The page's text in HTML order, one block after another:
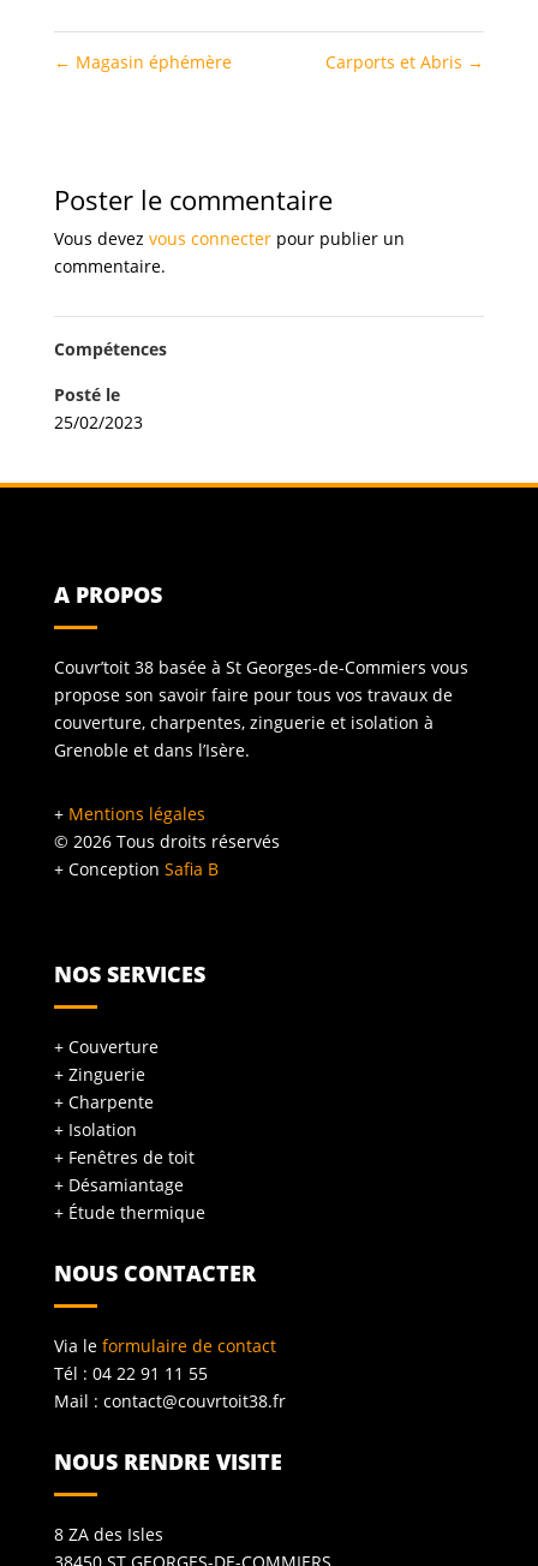
← Magasin éphémère Carports et Abris →
Poster le commentaire
Vous devez vous connecterpour publier un
commentaire.
Compétences
Posté le
25/02/2023
A PROPOS
Couvr’toit 38 basée à St Georges-de-Commiers vous
propose son savoir faire pour tous vos travaux de
couverture, charpentes, zinguerie et isolation à
Grenoble et dans l’Isère.
+ Mentions légales
© 2026Tous droits réservés
+ Conception Safia B
NOS SERVICES
+ Couverture
+ Zinguerie
+ Charpente
+ Isolation
+ Fenêtres de toit
+ Désamiantage
+ Étude thermique
NOUS CONTACTER
Via le formulaire de contact
Tél : 04 22 91 11 55
Mail : contact@couvrtoit38.fr
NOUS RENDRE VISITE
8 ZA des Isles